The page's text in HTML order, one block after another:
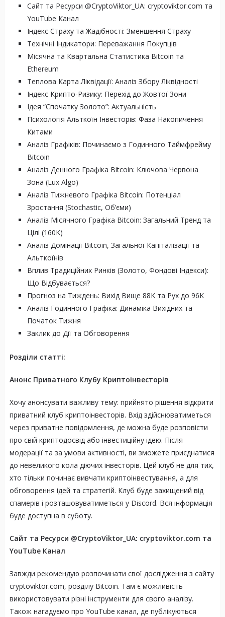
Сайт та Ресурси @CryptoViktor_UA: cryptoviktor.com та
YouTube Канал
Індекс Страху та Жадібності: Зменшення Страху
Технічні Індикатори: Переважання Покупців
Місячна та Квартальна Статистика Bitcoin та
Ethereum
Теплова Карта Ліквідації: Аналіз Збору Ліквідності
Індекс Крипто-Ризику: Перехід до Жовтої Зони
Ідея “Спочатку Золото”: Актуальність
Психологія Альткоїн Інвесторів: Фаза Накопичення
Китами
Аналіз Графіків: Починаємо з Годинного Таймфрейму
Bitcoin
Аналіз Денного Графіка Bitcoin: Ключова Червона
Зона (Lux Algo)
Аналіз Тижневого Графіка Bitcoin: Потенціал
Зростання (Stochastic, Об’єми)
Аналіз Місячного Графіка Bitcoin: Загальний Тренд та
Цілі (160K)
Аналіз Домінації Bitcoin, Загальної Капіталізації та
Альткоїнів
Вплив Традиційних Ринків (Золото, Фондові Індекси):
Що Відбувається?
Прогноз на Тиждень: Вихід Вище 88K та Рух до 96K
Аналіз Годинного Графіка: Динаміка Вихідних та
Початок Тижня
Заклик до Дії та Обговорення
Розділи статті:
Анонс Приватного Клубу Криптоінвесторів
Хочу анонсувати важливу тему: прийнято рішення відкрити
приватний клуб криптоінвесторів. Вхід здійснюватиметься
через приватне повідомлення, де можна буде розповісти
про свій криптодосвід або інвестиційну ідею. Після
модерації та за умови активності, ви зможете приєднатися
до невеликого кола діючих інвесторів. Цей клуб не для тих,
хто тільки починає вивчати криптоінвестування, а для
обговорення ідей та стратегій. Клуб буде захищений від
спамерів і розташовуватиметься у Discord. Вся інформація
буде доступна в суботу.
Сайт та Ресурси @CryptoViktor_UA: cryptoviktor.com та
YouTube Канал
Завжди рекомендую розпочинати свої дослідження з сайту
cryptoviktor.com, розділу Bitcoin. Там є можливість
використовувати різні інструменти для свого аналізу.
Також нагадуємо про YouTube канал, де публікуються